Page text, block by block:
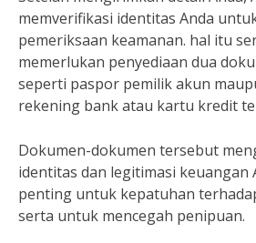
memverifikasi identitas Anda
pemeriksaan keamanan. hal itu
memerlukan penyediaan dua
seperti paspor pemilik akun
rekening bank atau kartu kredit
Dokumen-dokumen tersebut
identitas dan legitimasi keuangan
penting untuk kepatuhan
serta untuk mencegah penipuan.